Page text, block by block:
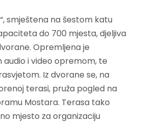
smještena na šestom katu
do 700 mjesta, djeljiva
Opremljena je
audio i video opremom, te
Iz dvorane se, na
terasi, pruža pogled na
Mostara. Terasa tako
mjesto za organizaciju